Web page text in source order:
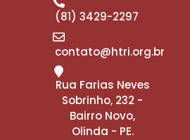
(81) 3429-2297
contato@htri.org.br
Rua Farias Neves
Sobrinho, 232 -
Bairro Novo,
Olinda - PE.